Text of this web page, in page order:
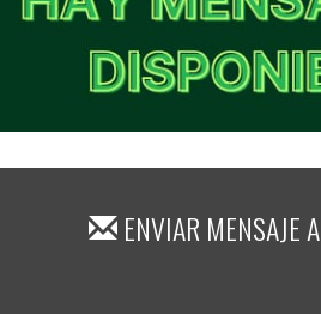
ENVIAR MENSAJE A